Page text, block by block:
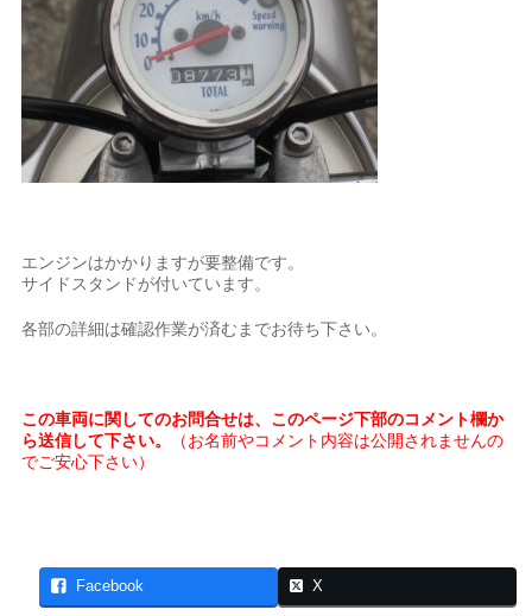
エンジンはかかりますが要整備です。
サイドスタンドが付いています。
各部の詳細は確認作業が済むまでお待ち下さい。
この車両に関してのお問合せは、このページ下部のコメント欄か
ら送信して下さい。
（お名前やコメント内容は公開されませんの
でご安心下さい）
Facebook X